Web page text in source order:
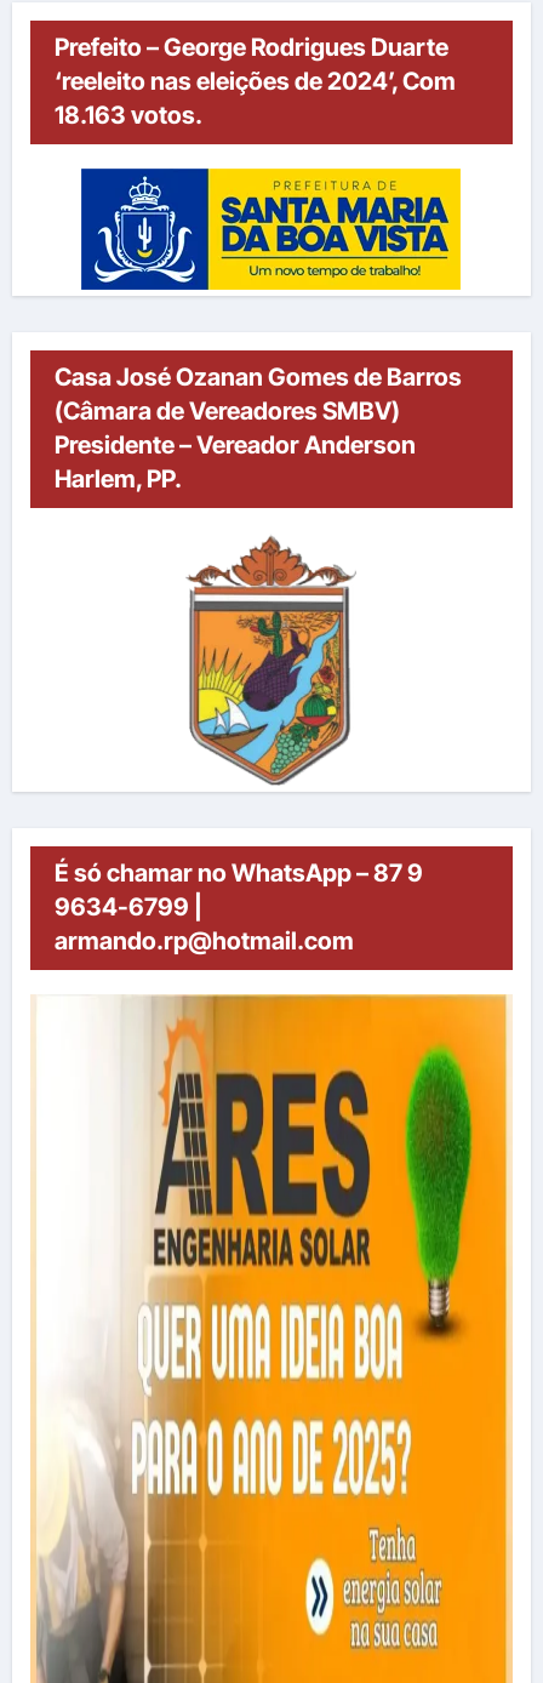
Prefeito – George Rodrigues Duarte
‘reeleito nas eleições de 2024’, Com
18.163 votos.
Casa José Ozanan Gomes de Barros
(Câmara de Vereadores SMBV)
Presidente – Vereador Anderson
Harlem, PP.
É só chamar no WhatsApp – 87 9
9634-6799 |
armando.rp@hotmail.com